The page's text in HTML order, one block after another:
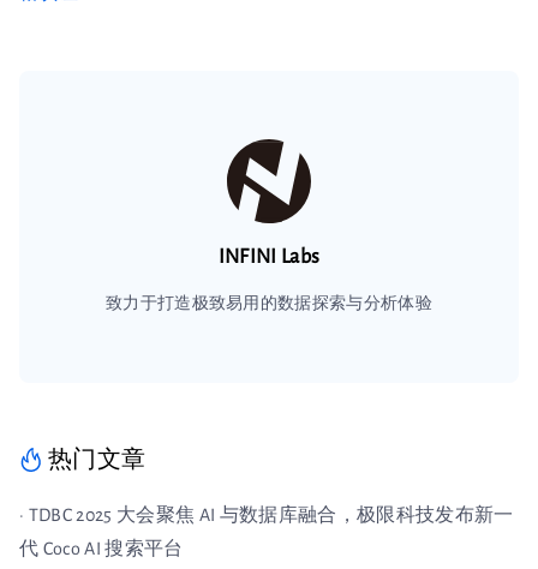
INFINI Labs
致力于打造极致易用的数据探索与分析体验
热门文章
· TDBC 2025 大会聚焦 AI 与数据库融合，极限科技发布新一
代 Coco AI 搜索平台